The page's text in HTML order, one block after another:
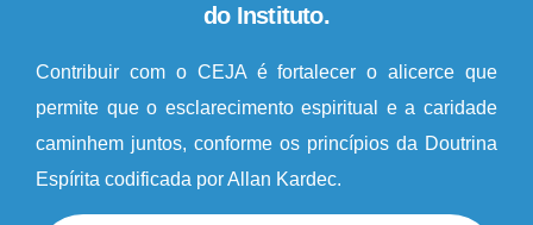
do Instituto.
Contribuir com o CEJA é fortalecer o alicerce que
permite que o esclarecimento espiritual e a caridade
caminhem juntos, conforme os princípios da Doutrina
Espírita codificada por Allan Kardec.